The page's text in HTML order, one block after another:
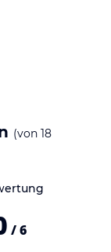
(von 18
/ 6